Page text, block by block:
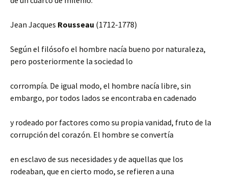
Jean Jacques Rousseau (1712-1778)
Según el filósofo el hombre nacía bueno por naturaleza,
pero posteriormente la sociedad lo
corrompía. De igual modo, el hombre nacía libre, sin
embargo, por todos lados se encontraba en cadenado
y rodeado por factores como su propia vanidad, fruto de la
corrupción del corazón. El hombre se convertía
en esclavo de sus necesidades y de aquellas que los
rodeaban, que en cierto modo, se refieren a una